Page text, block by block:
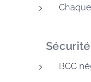
BCC